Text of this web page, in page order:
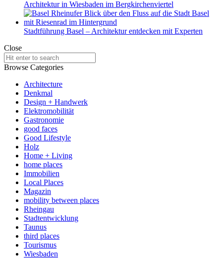
Architektur in Wiesbaden im Bergkirchenviertel
Stadtführung Basel – Architektur entdecken mit Experten
Close
Search
for:
Browse Categories
Architecture
Denkmal
Design + Handwerk
Elektromobilität
Gastronomie
good faces
Good Lifestyle
Holz
Home + Living
home places
Immobilien
Local Places
Magazin
mobility between places
Rheingau
Stadtentwicklung
Taunus
third places
Tourismus
Wiesbaden